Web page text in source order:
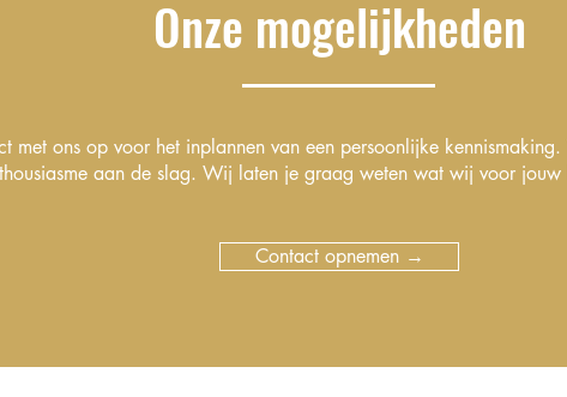
Onze mogelijkheden
met ons op voor het inplannen van een persoonlijke
aan de slag. Wij laten je graag weten wat wij voor jouw
Contact opnemen →